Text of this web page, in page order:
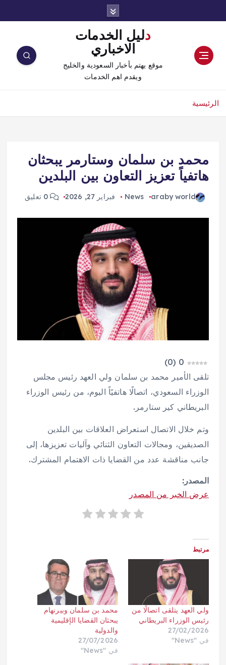
دليل الخدمات
الاخباري
موقع يهتم بأخبار السعودية والخليج
ويقدم اهم الخدمات
الرئيسية
محمد بن سلمان وستارمر يبحثان
هاتفياً تعزيز التعاون بين البلدين
araby world
News فبراير 27, 2026 0 تعليق
0
(
0
)
تلقى الأمير محمد بن سلمان ولي العهد رئيس مجلس
الوزراء السعودي، اتصالًا هاتفيًاً اليوم، من رئيس الوزراء
البريطاني كير ستارمر.
وتم خلال الاتصال استعراض العلاقات بين البلدين
الصديقين، ومجالات التعاون الثنائي وآليات تعزيزها، إلى
جانب مناقشة عدد من القضايا ذات الاهتمام المشترك.
المصدر:
عرض الخبر من المصدر
مرتبط
ولي العهد يتلقى اتصالًا من
رئيس الوزراء البريطاني
27/02/2026
في "News"
محمد بن سلمان وبيرنهام
يبحثان القضايا الإقليمية
والدولية
27/07/2026
في "News"